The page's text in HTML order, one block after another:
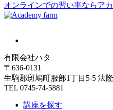
オンラインでの習い事ならア
有限会社ハタ
〒636-0131
生駒郡斑鳩町服部1丁目5-5 法
TEL 0745-74-5881
講座を探す